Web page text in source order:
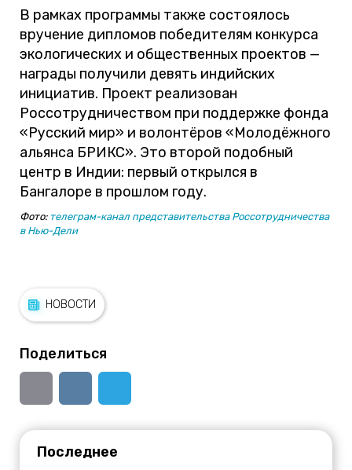
В рамках программы также состоялось
вручение дипломов победителям конкурса
экологических и общественных проектов —
награды получили девять индийских
инициатив. Проект реализован
Россотрудничеством при поддержке фонда
«Русский мир» и волонтёров «Молодёжного
альянса БРИКС». Это второй подобный
центр в Индии: первый открылся в
Бангалоре в прошлом году.
Фото: телеграм-канал представительства Россотрудничества
в Нью-Дели
НОВОСТИ
Поделиться
Последнее